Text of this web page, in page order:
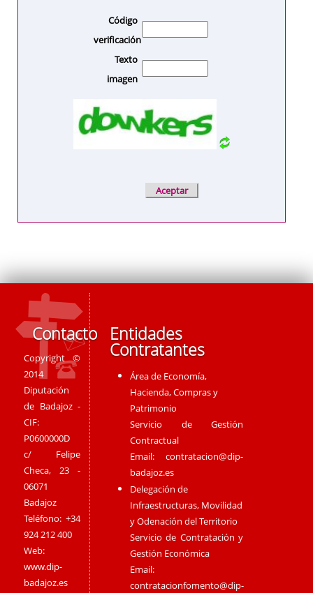
Código
verificación
Texto
imagen
Contacto
Copyright ©
2014
Diputación
de Badajoz -
CIF:
P0600000D
c/ Felipe
Checa, 23 -
06071
Badajoz
Teléfono: +34
924 212 400
Web:
www.dip-
badajoz.es
Entidades
Contratantes
Área de Economía,
Hacienda, Compras y
Patrimonio
Servicio de Gestión
Contractual
Email:contratacion@dip-
badajoz.es
Delegación de
Infraestructuras, Movilidad
y Odenación del Territorio
Servicio de Contratación y
Gestión Económica
Email:
contratacionfomento@dip-